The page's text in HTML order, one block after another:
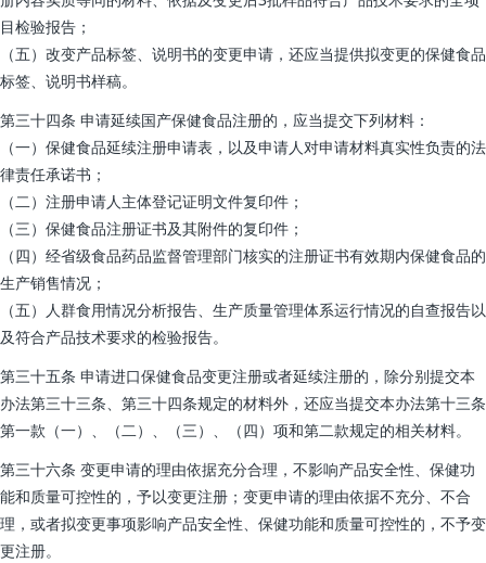
目检验报告；
（五）改变产品标签、说明书的变更申请，还应当提供拟变更的保健食品
标签、说明书样稿。
第三十四条 申请延续国产保健食品注册的，应当提交下列材料：
（一）保健食品延续注册申请表，以及申请人对申请材料真实性负责的法
律责任承诺书；
（二）注册申请人主体登记证明文件复印件；
（三）保健食品注册证书及其附件的复印件；
（四）经省级食品药品监督管理部门核实的注册证书有效期内保健食品的
生产销售情况；
（五）人群食用情况分析报告、生产质量管理体系运行情况的自查报告以
及符合产品技术要求的检验报告。
第三十五条 申请进口保健食品变更注册或者延续注册的，除分别提交本
办法第三十三条、第三十四条规定的材料外，还应当提交本办法第十三条
第一款（一）、（二）、（三）、（四）项和第二款规定的相关材料。
第三十六条 变更申请的理由依据充分合理，不影响产品安全性、保健功
能和质量可控性的，予以变更注册；变更申请的理由依据不充分、不合
理，或者拟变更事项影响产品安全性、保健功能和质量可控性的，不予变
更注册。